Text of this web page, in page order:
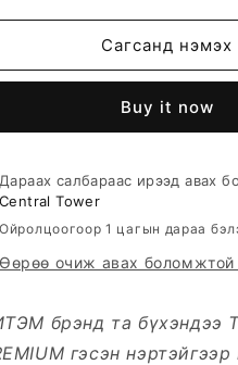
for
MASQUETIL
ЭЭМЭГ
for
MASQUETIL
ЭЭМЭГ
Сагсанд нэмэх
Buy it now
Дараах салбараас ирээд авах
Central Tower
Ойролцоогоор 1 цагын дараа
Өөрөө очиж авах боломжтой
брэнд та бүхэндээ
гэсэн